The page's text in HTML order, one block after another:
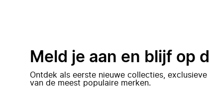
Meld je aan en blijf op
Ontdek als eerste nieuwe collecties,
van de meest populaire merken.